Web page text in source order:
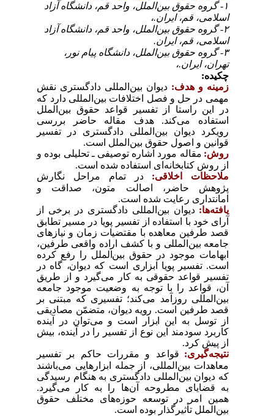
۱- گروه حقوق بین‌الملل، واحد قم، دانشگاه آزاد
اسلامی، قم، ایران.،
۲- گروه حقوق بین‌الملل، واحد قم، دانشگاه آزاد
اسلامی، قم، ایران.
۳- گروه حقوق بین‌الملل، دانشگاه پیام نور،
تهران، ایران.،
چکیده:
زمینه و هدف: دیوان بین‌المللی دادگستری نقش
مهمی در حل و فصل اختلافات بین‌المللی دارد که
در این راستا از تفسیر قواعد حقوق بین‌الملل
استفاده می‌کند. هدف مقاله حاضر بررسی
رویکرد دیوان بین‌المللی دادگستری در تفسیر
قوانین و اصول حقوق بین‌الملل است.
روش: مقاله مورد اشاره توصیفی ـ تحلیلی بوده و
از روش کتابخانه‌ای استفاده‌ شده است.
ملاحظات اخلاقی:
در تمام مراحل نگارش
پژوهش حاضر، اصالت متون، صداقت و
امانتداری رعایت شده است.
یافته‌ها: دیوان بین‌المللی دادگستری در برخی از
آرای خود با استفاده از تفسیر پویا در مسیر تطابق
قصد طرفین معاهده با مقتضیات زمان و نیازهای
جامعه بین‌المللی و با کشف اراده واقعی طرفین،
ابهامات موجود در حقوق بین‌الملل را رفع کرده
است. تفسیر پویا ابزاری است که دیوان، گاه در
تفسیر قواعد حقوقی به کار می‌گیرد و از طریق
آن، قواعد را با توجه به وضعیت موجود جامعه
بین‌المللی روزآمد می‌کند؛ تفسیری که مبتنی بر
قصد طرفین است. رویه دیوان، متضمّن مصادیقی
از توسل به این ابزار است و می‌توان در آینده
کاربرد سودمند این نوع از تفسیر را در آینده، بیش
از پیش کرد.
نتیجه‌گیری: قواعد و مقررات حاکم بر تفسیر
معاهدات بین‌المللی، از جمله ابزارهایی می‌باشند
که دیوان بین‌المللی دادگستری به هنگام رسیدگی
به قضایای مطروحه آن‌ها را به کار می‌گیرد.
همین امر در توسعه حوزه‌های مختلف حقوق
بین‌الملل تأثیرگذار بوده است.